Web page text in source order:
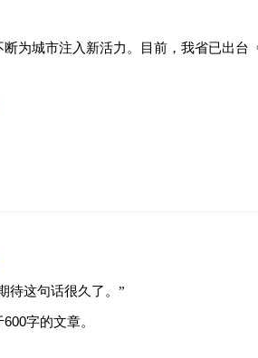
文字。
为城市注入新活力。目前，我省已出台
究和展示中心。50余万件文物，实证
图）进入了人们的视野，它是中国青
待这句话很久了。”
字的文章。